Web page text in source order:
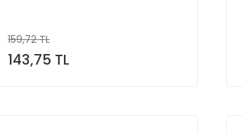
159,72 TL
143,75 TL